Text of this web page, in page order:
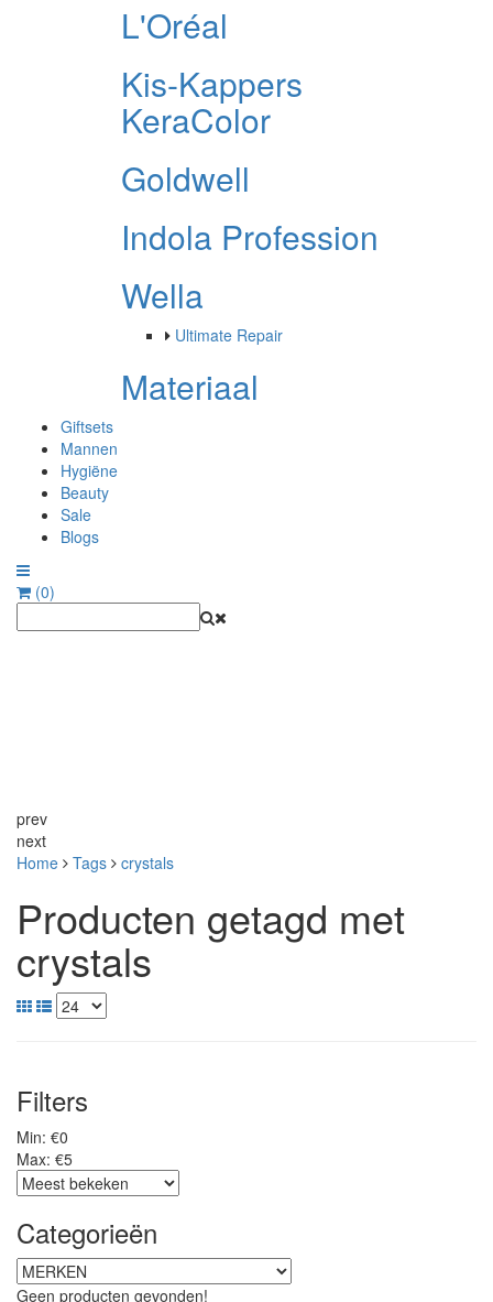
L'Oréal
Kis-Kappers
KeraColor
Goldwell
Indola Profession
Wella
Ultimate Repair
Materiaal
Giftsets
Mannen
Hygiëne
Beauty
Sale
Blogs
(0)
prev
next
Home
Tags crystals
Producten getagd met
crystals
Filters
Min: €0
Max: €5
Categorieën
Geen producten gevonden!